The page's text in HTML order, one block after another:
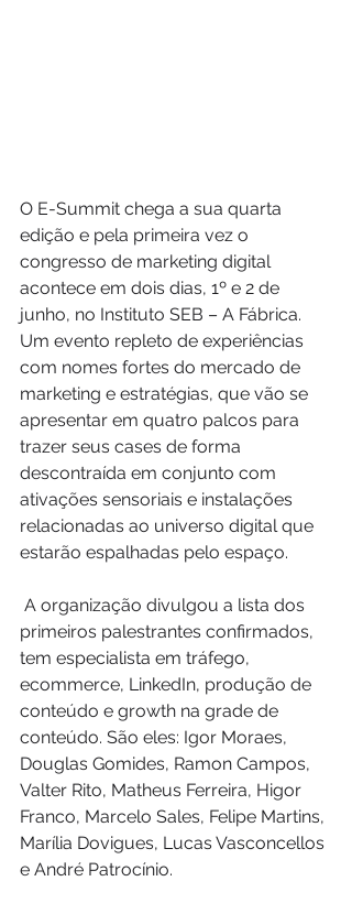
O E-Summit chega a sua quarta
edição e pela primeira vez o
congresso de marketing digital
acontece em dois dias, 1º e 2 de
junho, no Instituto SEB – A Fábrica.
Um evento repleto de experiências
com nomes fortes do mercado de
marketing e estratégias, que vão se
apresentar em quatro palcos para
trazer seus cases de forma
descontraída em conjunto com
ativações sensoriais e instalações
relacionadas ao universo digital que
estarão espalhadas pelo espaço.
A organização divulgou a lista dos
primeiros palestrantes confirmados,
tem especialista em tráfego,
ecommerce, LinkedIn, produção de
conteúdo e growth na grade de
conteúdo. São eles: Igor Moraes,
Douglas Gomides, Ramon Campos,
Valter Rito, Matheus Ferreira, Higor
Franco, Marcelo Sales, Felipe Martins,
Marília Dovigues, Lucas Vasconcellos
e André Patrocínio.